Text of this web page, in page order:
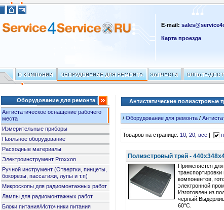
E-mail:
Карта проезда
Оборудование для ремонта
Антистатическое оснащение рабочего
места
Измерительные приборы
Паяльное оборудование
Расходные материалы
Электроинструмент Proxxon
Ручной инструмент (Отвертки, пинцеты,
бокорезы, пассатижи, лупы и т.п)
Микроскопы для радиомонтажных работ
Лампы для радиомонтажных работ
Блоки питания/Источники питания
Антистатические полиэстровые
/Оборудование для ремонта /
Товаров на странице:10,20,все
Полиэстровый трей -
Применяется для
транспортировки
компонентов,
электронной
Изготовлен из
60°С.